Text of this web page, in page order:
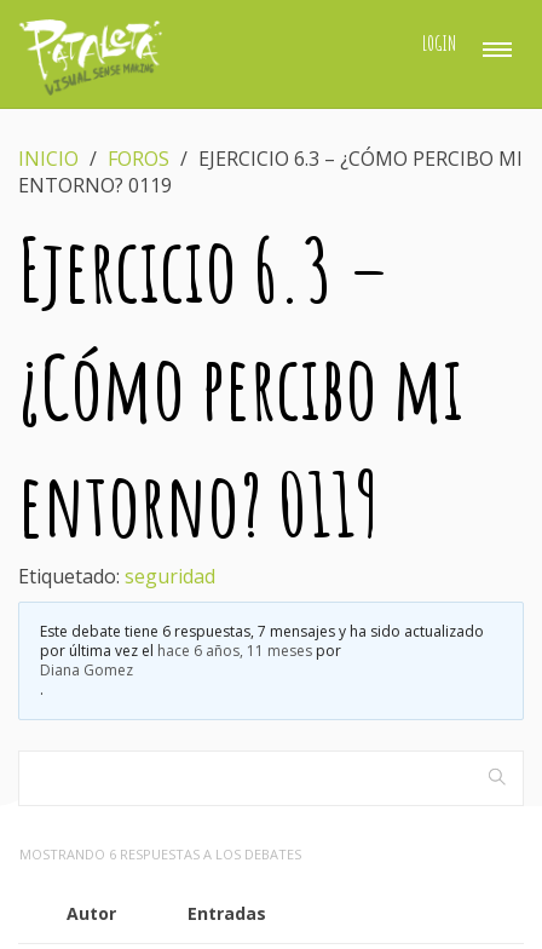
LOGIN
INICIO FOROS
EJERCICIO 6.3 – ¿CÓMO PERCIBO MI
ENTORNO? 0119
Ejercicio 6.3 –
¿Cómo percibo mi
entorno? 0119
Etiquetado: seguridad
Este debate tiene 6 respuestas, 7 mensajes y ha sido actualizado
por última vez el hace 6 años, 11 meses por
Diana Gomez
.
MOSTRANDO 6 RESPUESTAS A LOS DEBATES
Autor Entradas